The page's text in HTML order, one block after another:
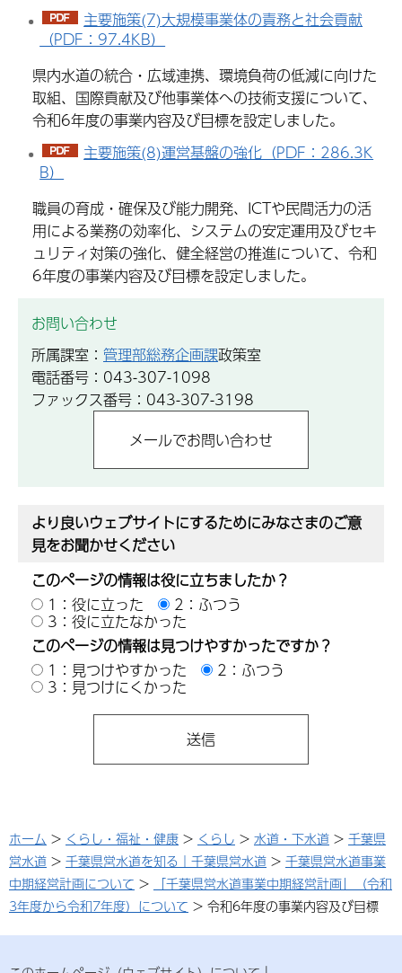
主要施策(7)大規模事業体の責務と社会貢献
（PDF：97.4KB）
県内水道の統合・広域連携、環境負荷の低減に向けた
取組、国際貢献及び他事業体への技術支援について、
令和6年度の事業内容及び目標を設定しました。
主要施策(8)運営基盤の強化（PDF：286.3K
B）
職員の育成・確保及び能力開発、ICTや民間活力の活
用による業務の効率化、システムの安定運用及びセキ
ュリティ対策の強化、健全経営の推進について、令和
6年度の事業内容及び目標を設定しました。
お問い合わせ
所属課室： 管理部総務企画課政策室
電話番号：043-307-1098
ファックス番号：043-307-3198
より良いウェブサイトにするためにみなさまのご意
見をお聞かせください
このページの情報は役に立ちましたか？
1：役に立った
2：ふつう
3：役に立たなかった
このページの情報は見つけやすかったですか？
1：見つけやすかった
2：ふつう
3：見つけにくかった
ホーム > くらし・福祉・健康 > くらし > 水道・下水道 > 千葉県
営水道 > 千葉県営水道を知る｜千葉県営水道 > 千葉県営水道事業
中期経営計画について >
「千葉県営水道事業中期経営計画」（令和
3年度から令和7年度）について > 令和6年度の事業内容及び目標